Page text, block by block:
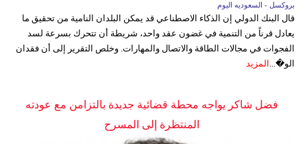
بروكسل - السعوديه اليوم
قال البنك الدولي إن الذكاء الاصطناعي قد يمكن البلدان النامية من تحقيق ما
يعادل قرناً من التنمية في غضون عقد واحد، شريطة أن تتحرك بسرعة لسد
الفجوات في مجالات الطاقة والاتصال والمهارات. وخلص التقرير إلى أن فقدان
الو�... المزيد
فضل شاكر يواجه محطة قضائية جديدة بالتزامن مع عودته
المنتظرة إلى المسرح